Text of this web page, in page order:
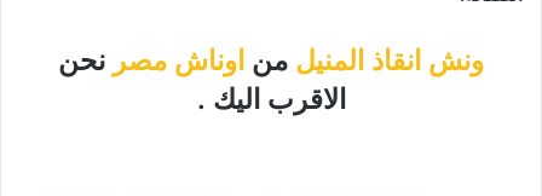
ونش انقاذ المنيل من اوناش مصر نحن
الاقرب اليك .